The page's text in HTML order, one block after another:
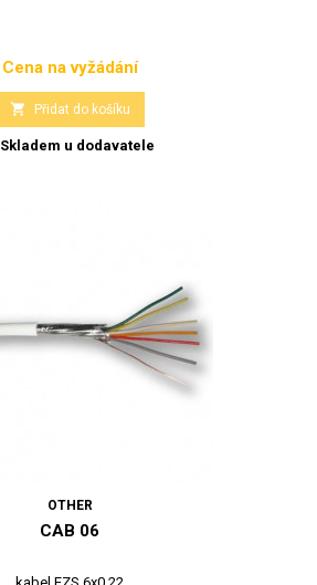
Cena
Cena na vyžádání
 Přidat do košíku
Skladem u dodavatele
OTHER
CAB 06